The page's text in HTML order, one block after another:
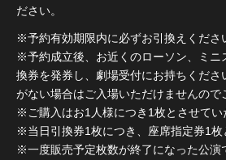
ださい。
※予約有効期限内に必ずお引換えくださ
※予約成立後、お近くのローソン、ミニ
換券を発券し、劇場受付にお持ちくだ
がない場合はご入場いただけませんので
※ご購入はお1人様につき1枚とさせてい
※当日引換券1枚につき、座席指定券1枚
※一度販売予定枚数が終了になった公演